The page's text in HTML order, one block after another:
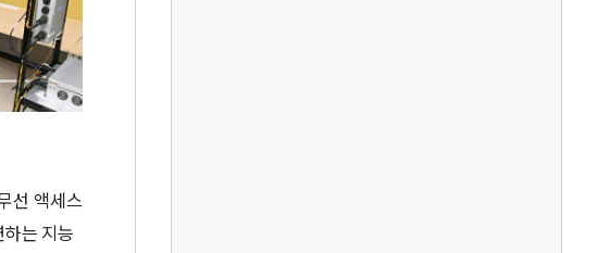
선 액세스
는 지능